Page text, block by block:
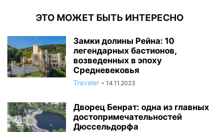
ЭТО МОЖЕТ БЫТЬ ИНТЕРЕСНО
Замки долины Рейна: 10
легендарных бастионов,
возведенных в эпоху
Средневековья
Traveler - 14.11.2023
Дворец Бенрат: одна из главных
достопримечательностей
Дюссельдорфа